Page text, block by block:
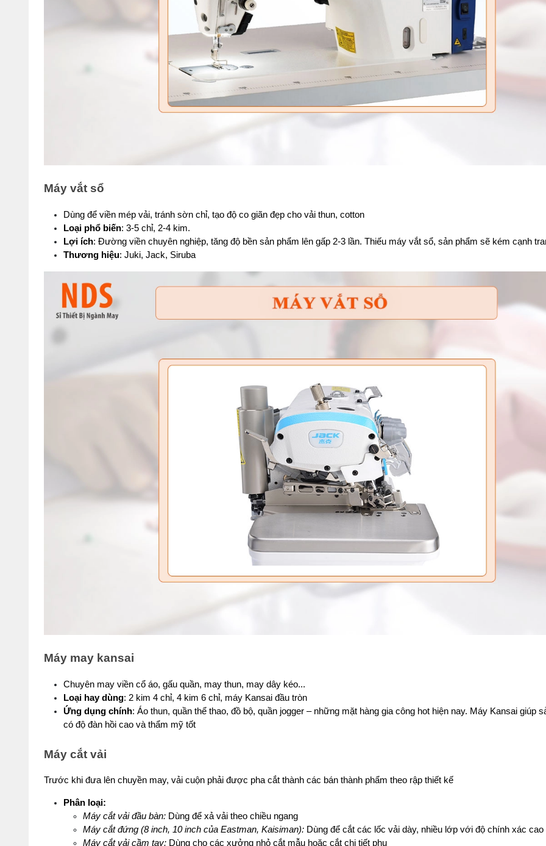
Máy vắt sổ
Dùng để viền mép vải, tránh sờn chỉ, tạo độ co giãn đẹp cho vải thun, cotton
Loại phổ biến: 3-5 chỉ, 2-4 kim.
Lợi ích: Đường viền chuyên nghiệp, tăng độ bền sản phẩm lên gấp 2-3 lần. Thiếu máy vắt sổ, sản phẩm sẽ kém cạnh
Thương hiệu: Juki, Jack, Siruba
Máy may kansai
Chuyên may viền cổ áo, gấu quần, may thun, may dây kéo...
Loại hay dùng: 2 kim 4 chỉ, 4 kim 6 chỉ, máy Kansai đầu tròn
Ứng dụng chính: Áo thun, quần thể thao, đồ bộ, quần jogger – những mặt hàng gia công hot hiện nay. Máy Kansai giúp
có độ đàn hồi cao và thẩm mỹ tốt
Máy cắt vải
Trước khi đưa lên chuyền may, vải cuộn phải được pha cắt thành các bán thành phẩm theo rập thiết kế
Phân loại:
Máy cắt vải đầu bàn: Dùng để xả vải theo chiều ngang
Máy cắt đứng (8 inch, 10 inch của Eastman, Kaisiman): Dùng để cắt các lốc vải dày, nhiều lớp với độ chính xác cao
Máy cắt vải cầm tay: Dùng cho các xưởng nhỏ cắt mẫu hoặc cắt chi tiết phụ